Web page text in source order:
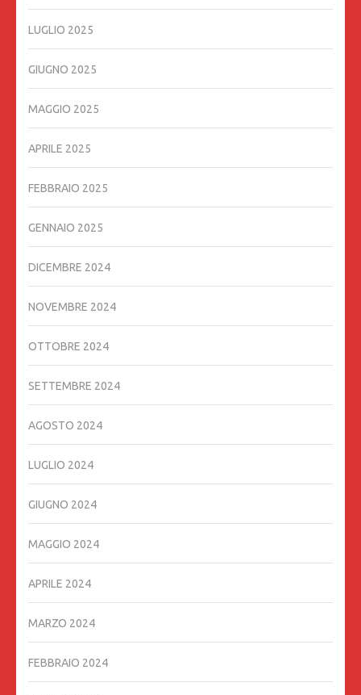
LUGLIO 2025
GIUGNO 2025
MAGGIO 2025
APRILE 2025
FEBBRAIO 2025
GENNAIO 2025
DICEMBRE 2024
NOVEMBRE 2024
OTTOBRE 2024
SETTEMBRE 2024
AGOSTO 2024
LUGLIO 2024
GIUGNO 2024
MAGGIO 2024
APRILE 2024
MARZO 2024
FEBBRAIO 2024